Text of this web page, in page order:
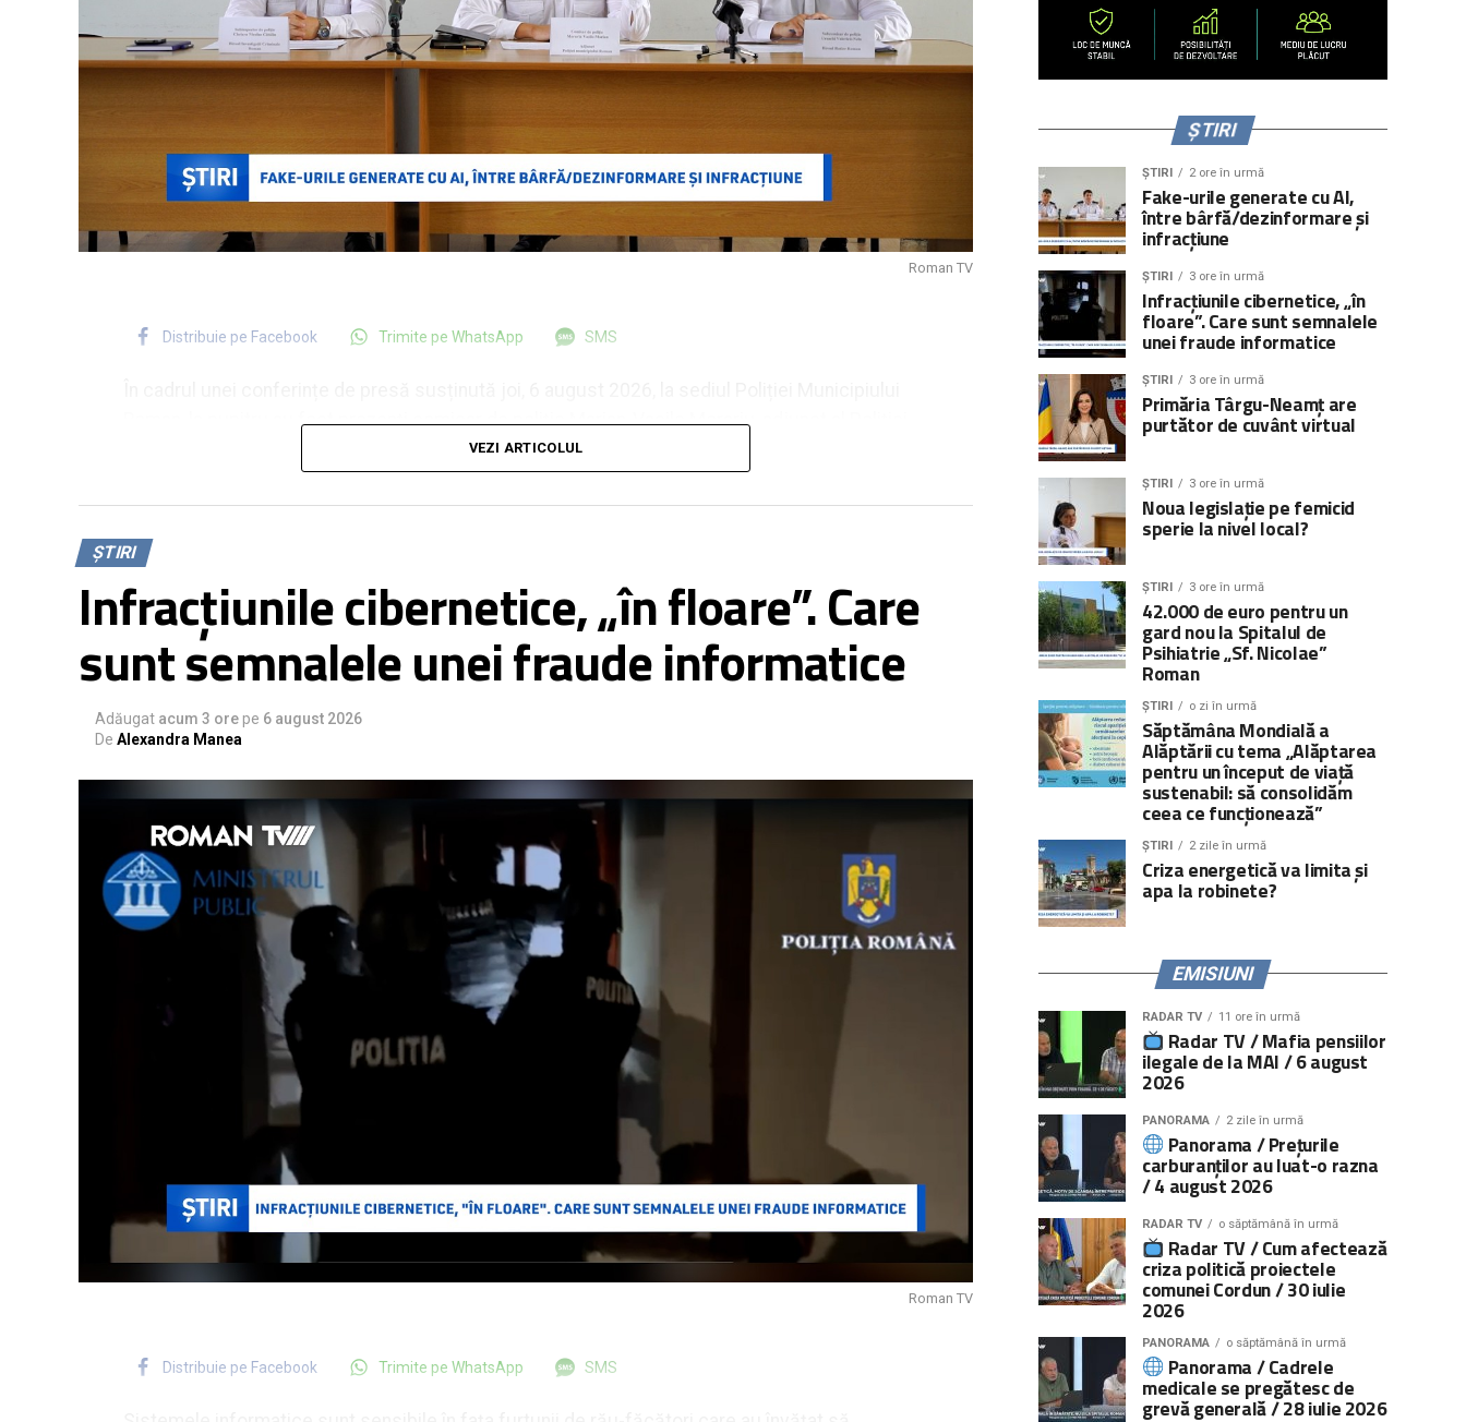
Roman TV
Distribuie pe Facebook Trimite pe WhatsApp SMS
Roman, la pupitru au fost prezenți comisar de poliție Marian-Vasile Morariu, adjunct al Poliției
Municipiului Roman, subcomisar de poliție Valerică-Nelu Ursachi din cadrul Biroului Rutier
Roman și subinspector de poliție Nicolae Cătălin Chelaru din cadrul Biroului de Investigații
Criminale Roman. Printre altele, reporterul Roman TV a solicitat reprezentanților prezenți la
conferință să detalieze dacă în zona de competență sunt cazuri de reclamații privind fake-urile
generate cu AI care pot afecta integritatea sau chiar siguranța unor persoane.
Aceste falsuri, denumite deepfake, sunt din ce în ce mai greu de detectat. Internauții, deci,
trebuie să învețe să le recunoască și să nu propage, la rândul lor, informații false în mediul
online. În caz contrar, se pot trezi victime ale manipulărilor sau – mai rău – ale unor persoane
VEZI ARTICOLUL
ȘTIRI
Infracțiunile cibernetice, „în floare”. Care
sunt semnalele unei fraude informatice
Adăugat acum 3 ore pe 6 august 2026
De Alexandra Manea
Roman TV
Distribuie pe Facebook Trimite pe WhatsApp SMS
ȘTIRI
ȘTIRI 2 ore în urmă
Fake-urile generate cu AI,
între bârfă/dezinformare și
infracțiune
ȘTIRI 3 ore în urmă
Infracțiunile cibernetice, „în
floare”. Care sunt semnalele
unei fraude informatice
ȘTIRI 3 ore în urmă
Primăria Târgu-Neamț are
purtător de cuvânt virtual
ȘTIRI 3 ore în urmă
Noua legislație pe femicid
sperie la nivel local?
ȘTIRI 3 ore în urmă
42.000 de euro pentru un
gard nou la Spitalul de
Psihiatrie „Sf. Nicolae”
Roman
ȘTIRI o zi în urmă
Săptămâna Mondială a
Alăptării cu tema „Alăptarea
pentru un început de viață
sustenabil: să consolidăm
ceea ce funcționează”
ȘTIRI 2 zile în urmă
Criza energetică va limita și
apa la robinete?
EMISIUNI
RADAR TV 11 ore în urmă
Radar TV / Mafia pensiilor
ilegale de la MAI / 6 august
2026
PANORAMA 2 zile în urmă
Panorama / Prețurile
carburanților au luat-o razna
/ 4 august 2026
RADAR TV o săptămână în urmă
Radar TV / Cum afectează
criza politică proiectele
comunei Cordun / 30 iulie
2026
PANORAMA o săptămână în urmă
Panorama / Cadrele
medicale se pregătesc de
grevă generală / 28 iulie 2026